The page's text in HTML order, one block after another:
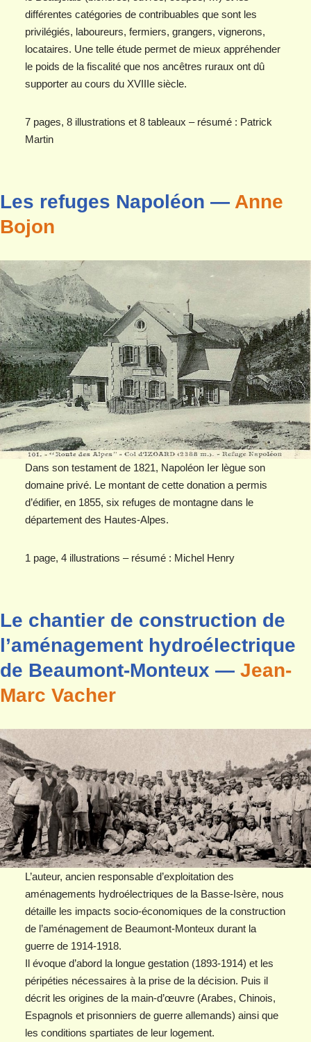
différentes catégories de contribuables que sont les
privilégiés, laboureurs, fermiers, grangers, vignerons,
locataires. Une telle étude permet de mieux appréhender
le poids de la fiscalité que nos ancêtres ruraux ont dû
supporter au cours du XVIIIe siècle.
7 pages, 8 illustrations et 8 tableaux – résumé : Patrick
Martin
Les refuges Napoléon — Anne
Bojon
Dans son testament de 1821, Napoléon Ier lègue son
domaine privé. Le montant de cette donation a permis
d’édifier, en 1855, six refuges de montagne dans le
département des Hautes-Alpes.
1 page, 4 illustrations – résumé : Michel Henry
Le chantier de construction de
l’aménagement hydroélectrique
de Beaumont-Monteux — Jean-
Marc Vacher
L’auteur, ancien responsable d’exploitation des
aménagements hydroélectriques de la Basse-Isère, nous
détaille les impacts socio-économiques de la construction
de l’aménagement de Beaumont-Monteux durant la
guerre de 1914-1918.
Il évoque d’abord la longue gestation (1893-1914) et les
péripéties nécessaires à la prise de la décision. Puis il
décrit les origines de la main-d’œuvre (Arabes, Chinois,
Espagnols et prisonniers de guerre allemands) ainsi que
les conditions spartiates de leur logement.